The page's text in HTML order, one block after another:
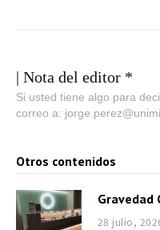
| Nota del editor *
Si usted tiene algo para
correo a:
Otros contenidos
Gravedad
28 julio,